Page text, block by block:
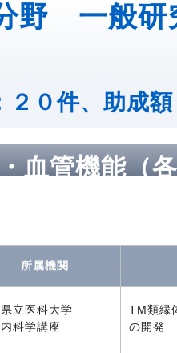
野 一般研
２０件、助成
血管機能（
所属機関
立医科大学
科学講座
TM類縁
の開発